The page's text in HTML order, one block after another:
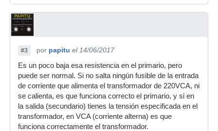
#3 por papitu el 14/06/2017
Es un poco baja esa resistencia en el primario, pero
puede ser normal. Si no salta ningún fusible de la entrada
de corriente que alimenta el transformador de 220VCA, ni
se calienta, es que funciona correcto el primario, y si en
la salida (secundario) tienes la tensión especificada en el
transformador, en VCA (corriente alterna) es que
funciona correctamente el transformador.